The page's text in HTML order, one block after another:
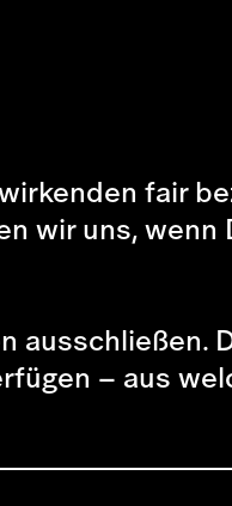
fair
wir uns,
ausschließen.
– aus